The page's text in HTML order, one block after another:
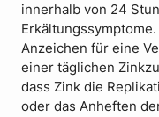
innerhalb von 24
Anzeichen für eine
einer täglichen
dass Zink die
oder das Anheften